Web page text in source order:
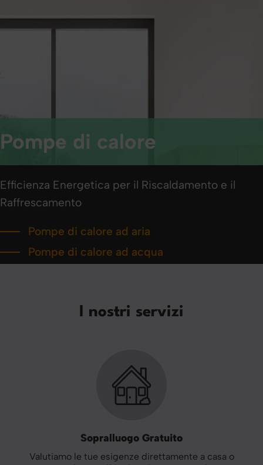
Pompe di calore
Efficienza Energetica per il Riscaldamento e il
Raffrescamento
Pompe di calore ad aria
Pompe di calore ad acqua
I nostri servizi
Sopralluogo Gratuito
Valutiamo le tue esigenze direttamente a casa o